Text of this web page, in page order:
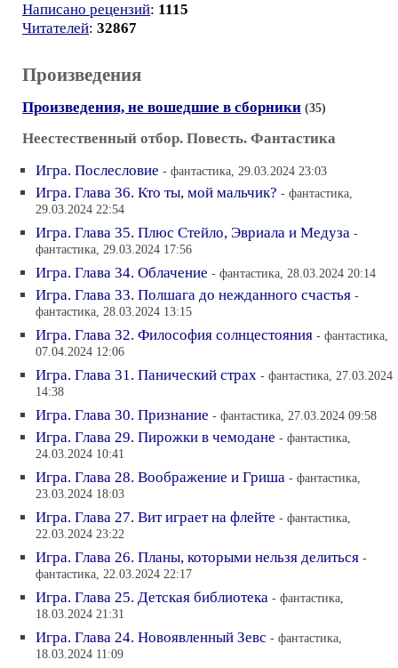
Написано рецензий: 1115
Читателей: 32867
Произведения
Произведения, не вошедшие в сборники (35)
Неестественный отбор. Повесть. Фантастика
Игра. Послесловие - фантастика, 29.03.2024 23:03
Игра. Глава 36. Кто ты, мой мальчик? - фантастика,
29.03.2024 22:54
Игра. Глава 35. Плюс Стейло, Эвриала и Медуза -
фантастика, 29.03.2024 17:56
Игра. Глава 34. Облачение - фантастика, 28.03.2024 20:14
Игра. Глава 33. Полшага до нежданного счастья -
фантастика, 28.03.2024 13:15
Игра. Глава 32. Философия солнцестояния - фантастика,
07.04.2024 12:06
Игра. Глава 31. Панический страх - фантастика, 27.03.2024
14:38
Игра. Глава 30. Признание - фантастика, 27.03.2024 09:58
Игра. Глава 29. Пирожки в чемодане - фантастика,
24.03.2024 10:41
Игра. Глава 28. Воображение и Гриша - фантастика,
23.03.2024 18:03
Игра. Глава 27. Вит играет на флейте - фантастика,
22.03.2024 23:22
Игра. Глава 26. Планы, которыми нельзя делиться -
фантастика, 22.03.2024 22:17
Игра. Глава 25. Детская библиотека - фантастика,
18.03.2024 21:31
Игра. Глава 24. Новоявленный Зевс - фантастика,
18.03.2024 11:09